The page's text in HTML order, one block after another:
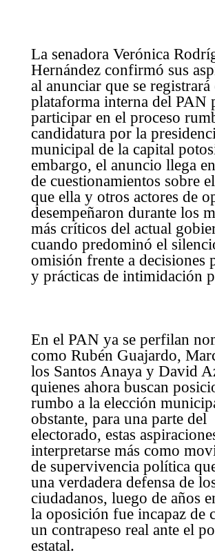
La senadora Verónica
Hernández confirmó sus
al anunciar que se registrará
plataforma interna del PAN
participar en el proceso
candidatura por la
municipal de la capital
embargo, el anuncio llega
de cuestionamientos sobre
que ella y otros actores de
desempeñaron durante los
más críticos del actual
cuando predominó el
omisión frente a decisiones
y prácticas de intimidación
En el PAN ya se perfilan
como Rubén Guajardo,
los Santos Anaya y David
quienes ahora buscan
rumbo a la elección
obstante, para una parte del
electorado, estas
interpretarse más como
de supervivencia política
una verdadera defensa de
ciudadanos, luego de años
la oposición fue incapaz de
un contrapeso real ante el
estatal.